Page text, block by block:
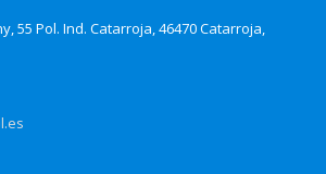
55 Pol. Ind. Catarroja, 46470 Catarroja,